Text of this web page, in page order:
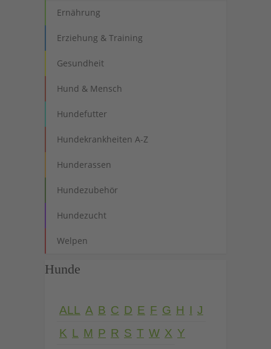
Ernährung
Erziehung & Training
Gesundheit
Hund & Mensch
Hundefutter
Hundekrankheiten A-Z
Hunderassen
Hundezubehör
Hundezucht
Welpen
Hunde
ALL A B C D E F G H I J
K L M P R S T W X Y